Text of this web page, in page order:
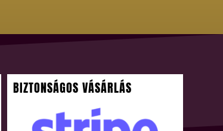
BIZTONSÁGOS VÁSÁRLÁS